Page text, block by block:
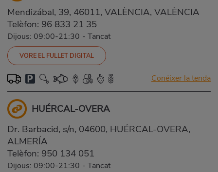
Mendizábal, 39, 46011, VALÈNCIA, VALÈNCIA
Telèfon: 96 833 21 35
Dijous: 09:00-21:30 - Tancat
VORE EL FULLET DIGITAL
Conéixer la tenda
HUÉRCAL-OVERA
Dr. Barbacid, s/n, 04600, HUÉRCAL-OVERA,
ALMERÍA
Telèfon: 950 134 051
Dijous: 09:00-21:30 - Tancat